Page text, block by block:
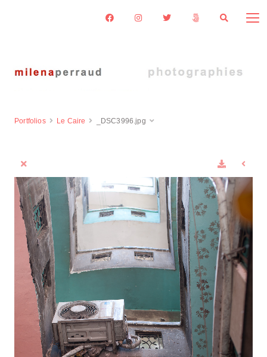
Portfolios Le Caire _DSC3996.jpg